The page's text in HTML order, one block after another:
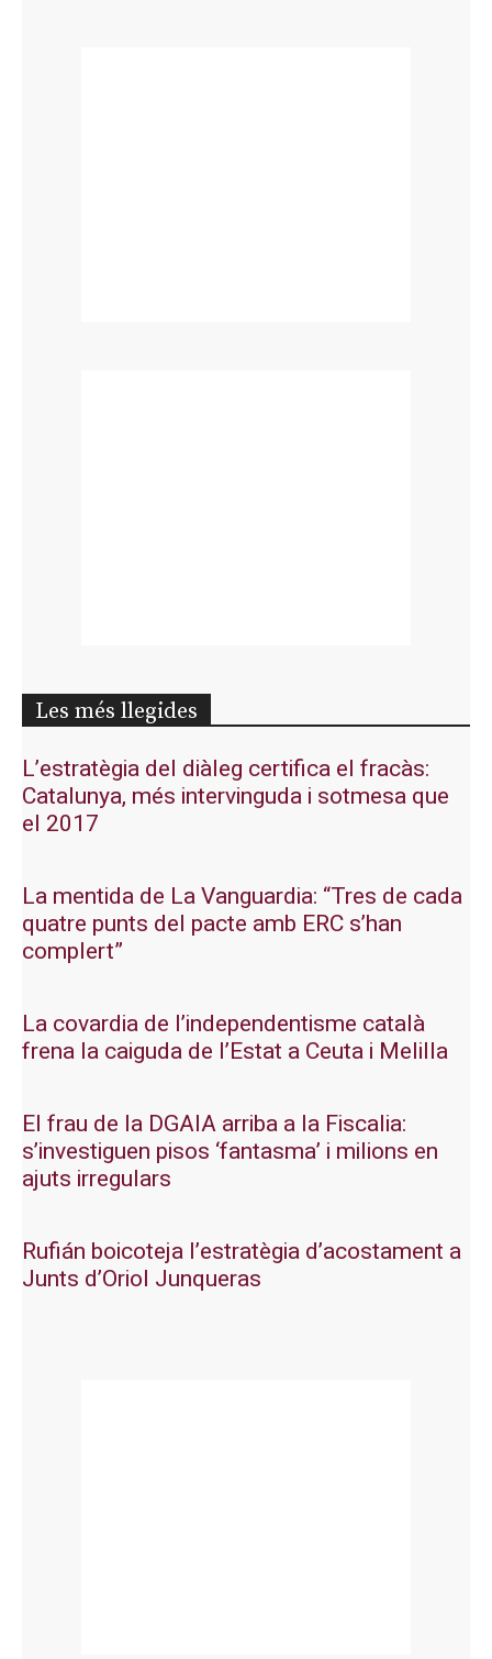
Les més llegides
L’estratègia del diàleg certifica el fracàs:
Catalunya, més intervinguda i sotmesa que
el 2017
La mentida de La Vanguardia: “Tres de cada
quatre punts del pacte amb ERC s’han
complert”
La covardia de l’independentisme català
frena la caiguda de l’Estat a Ceuta i Melilla
El frau de la DGAIA arriba a la Fiscalia:
s’investiguen pisos ‘fantasma’ i milions en
ajuts irregulars
Rufián boicoteja l’estratègia d’acostament a
Junts d’Oriol Junqueras